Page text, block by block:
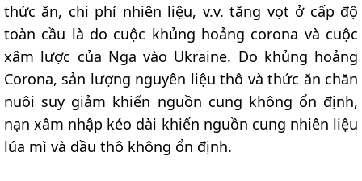
thức ăn, chi phí nhiên liệu, v.v. tăng vọt ở cấp độ
toàn cầu là do cuộc khủng hoảng corona và cuộc
xâm lược của Nga vào Ukraine. Do khủng hoảng
Corona, sản lượng nguyên liệu thô và thức ăn chăn
nuôi suy giảm khiến nguồn cung không ổn định,
nạn xâm nhập kéo dài khiến nguồn cung nhiên liệu
lúa mì và dầu thô không ổn định.